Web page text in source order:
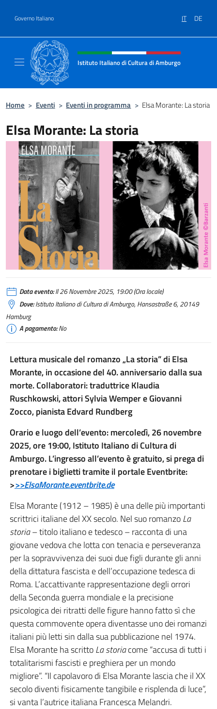
Governo Italiano IT DE
Intestazione sito, social e menù
Istituto Italiano di Cultura di Amburgo
Home > Eventi > Eventi in programma > Elsa Morante: La storia
Elsa Morante: La storia
Data evento:Il 26 Novembre 2025, 19:00 (Ora locale)
Dove:Istituto Italiano di Cultura di Amburgo, Hansastraße 6, 20149
Hamburg
A pagamento:No
Lettura musicale del romanzo „La storia” di Elsa
Morante, in occasione del 40. anniversario dalla sua
morte. Collaboratori: traduttrice Klaudia
Ruschkowski, attori Sylvia Wemper e Giovanni
Zocco, pianista Edvard Rundberg
Orario e luogo dell’evento: mercoledì, 26 novembre
2025, ore 19:00, Istituto Italiano di Cultura di
Amburgo. L’ingresso all’evento è gratuito, si prega di
prenotare i biglietti tramite il portale Eventbrite:
>>>ElsaMorante.eventbrite.de
Elsa Morante (1912 – 1985) è una delle più importanti
scrittrici italiane del XX secolo. Nel suo romanzoLa
storia– titolo italiano e tedesco – racconta di una
giovane vedova che lotta con tenacia e perseveranza
per la sopravvivenza dei suoi due figli durante gli anni
della dittatura fascista e dell’occupazione tedesca di
Roma. L’accattivante rappresentazione degli orrori
della Seconda guerra mondiale e la precisione
psicologica dei ritratti delle figure hanno fatto sì che
questa commovente opera diventasse uno dei romanzi
italiani più letti sin dalla sua pubblicazione nel 1974.
Elsa Morante ha scrittoLa storiacome “accusa di tutti i
totalitarismi fascisti e preghiera per un mondo
migliore”. “Il capolavoro di Elsa Morante lascia che il XX
secolo diventi fisicamente tangibile e risplenda di luce”,
si vanta l’autrice italiana Francesca Melandri.